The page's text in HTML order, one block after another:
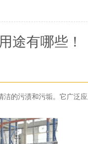
途有哪些！
的污渍和污垢。它广泛